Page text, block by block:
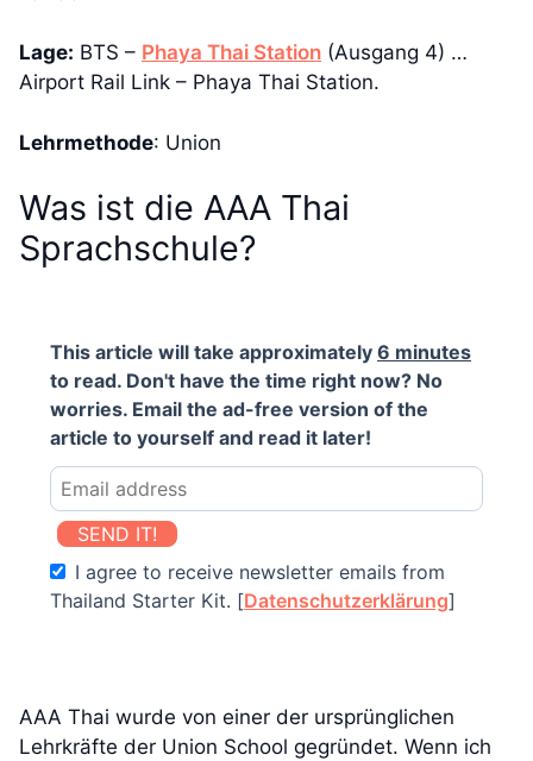
Lage: BTS – Phaya Thai Station (Ausgang 4) …
Airport Rail Link – Phaya Thai Station.
Lehrmethode: Union
Was ist die AAA Thai
Sprachschule?
This article will take approximately 6 minutes
to read. Don't have the time right now? No
worries. Email the ad-free version of the
article to yourself and read it later!
SEND IT!
I agree to receive newsletter emails from
Thailand Starter Kit. [Datenschutzerklärung]
AAA Thai wurde von einer der ursprünglichen
Lehrkräfte der Union School gegründet. Wenn ich